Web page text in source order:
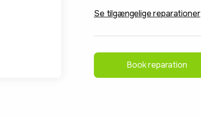
Se tilgængelige reparationer
Book reparation